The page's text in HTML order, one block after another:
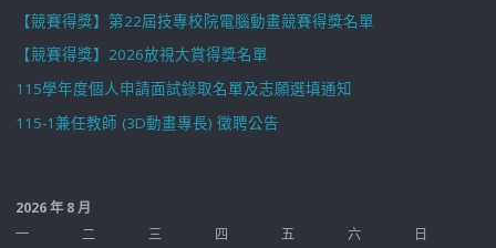
【競賽得獎】第22屆技專校院電腦動畫競賽得獎名單
【競賽得獎】2026放視大賞得獎名單
115學年度個人申請面試錄取名單及志願選填通知
115-1兼任教師 (3D動畫專長) 徵聘公告
2026 年 8 月
一
二 三 四 五 六
日